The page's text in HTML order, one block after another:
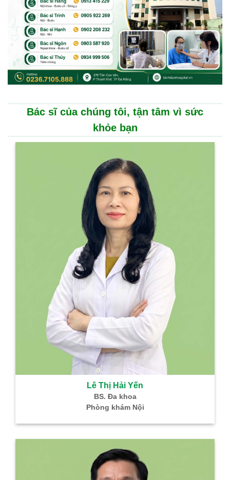
Bác sĩ của chúng tôi, tận tâm vì sức
khỏe bạn
Lê Thị Hải Yến
BS. Đa khoa
Phòng khám Nội